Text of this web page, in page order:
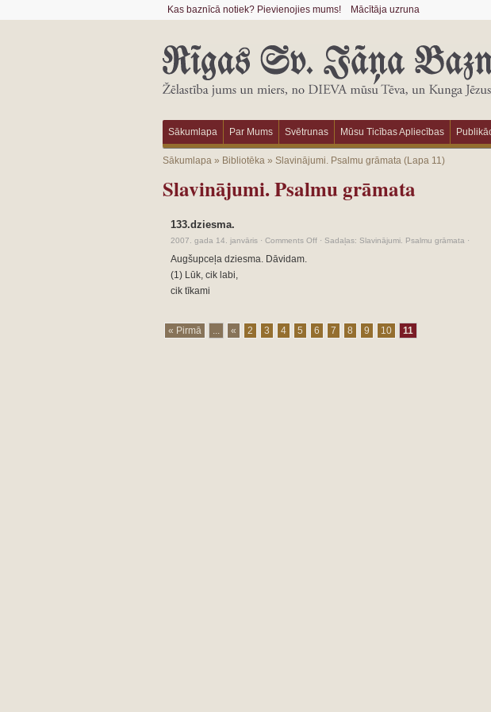
Kas baznīcā notiek? Pievienojies mums! Mācītāja uzruna
Sākumlapa Par Mums Svētrunas Mūsu Ticības Apliecības
Sākumlapa» Bibliotēka» Slavinājumi. Psalmu grāmata(Lapa 11)
Slavinājumi. Psalmu grāmata
133.dziesma.
2007. gada 14. janvāris · Comments Off · Sadaļas: Slavinājumi. Psalmu grāmata ·
Augšupceļa dziesma. Dāvidam.
(1) Lūk, cik labi,
cik tīkami
« Pirmā ... « 2 3 4 5 6 7 8 9 10 11